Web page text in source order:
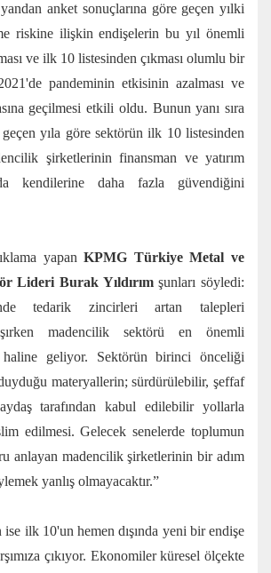
anket sonuçlarına göre geçen yılki
riskine ilişkin endişelerin bu yıl önemli
ve ilk 10 listesinden çıkması olumlu bir
pandeminin etkisinin azalması ve
geçilmesi etkili oldu. Bunun yanı sıra
yıla göre sektörün ilk 10 listesinden
şirketlerinin finansman ve yatırım
kendilerine daha fazla güvendiğini
yapanKPMG Türkiye Metal ve
Lideri Burak Yıldırımşunları söyledi:
tedarik zincirleri artan talepleri
madencilik sektörü en önemli
geliyor. Sektörün birinci önceliği
materyallerin; sürdürülebilir, şeffaf
tarafından kabul edilebilir yollarla
edilmesi. Gelecek senelerde toplumun
anlayan madencilik şirketlerinin bir adım
yanlış olmayacaktır.”
ilk 10'un hemen dışında yeni bir endişe
çıkıyor. Ekonomiler küresel ölçekte